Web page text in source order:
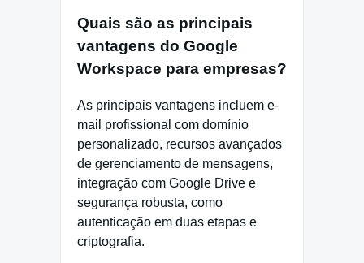
Quais são as principais
vantagens do Google
Workspace para empresas?
As principais vantagens incluem e-
mail profissional com domínio
personalizado, recursos avançados
de gerenciamento de mensagens,
integração com Google Drive e
segurança robusta, como
autenticação em duas etapas e
criptografia.